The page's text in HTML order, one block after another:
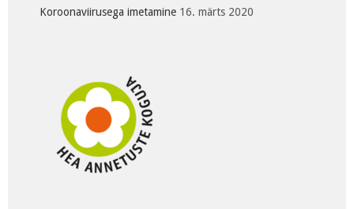
Koroonaviirusega imetamine 16. märts 2020